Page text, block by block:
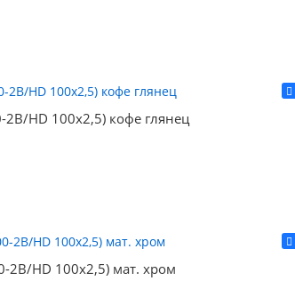
2B/HD 100x2,5) кофе глянец
2B/HD 100x2,5) мат. хром